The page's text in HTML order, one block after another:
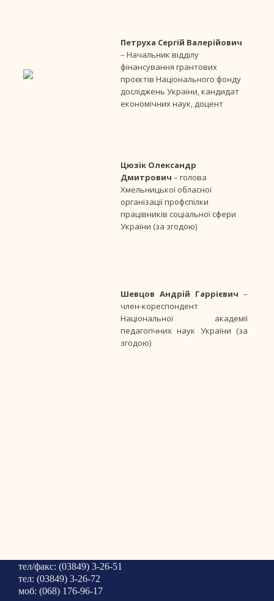
Петруха Сергій Валерійович
– Начальник відділу
фінансування грантових
проєктів Національного фонду
досліджень України, кандидат
економічних наук, доцент
Цюзік Олександр
Дмитрович – голова
Хмельницької обласної
організації профспілки
працівників соціальної сфери
України (за згодою)
Шевцов Андрій Гаррієвич –
член-кореспондент
Національної академії
педагогічних наук України (за
згодою)
тел/факс: (03849) 3-26-51
тел: (03849) 3-26-72
моб: (068) 176-96-17